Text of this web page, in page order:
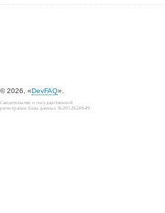
© 2026, «DevFAQ».
Свидетельство о государственной
регистрации базы данных №2012620649.